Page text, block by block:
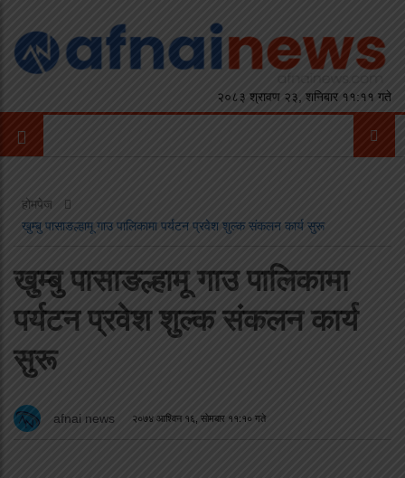
२०८३ श्रावण २३, शनिबार ११:११ गते
होमपेज
खुम्बु पासाङल्हामू गाउ पालिकामा पर्यटन प्रवेश शुल्क संकलन कार्य सुरू
खुम्बु पासाङल्हामू गाउ पालिकामा
पर्यटन प्रवेश शुल्क संकलन कार्य
सुरू
afnai news २०७४ आश्विन १६, सोमबार ११:१० गते